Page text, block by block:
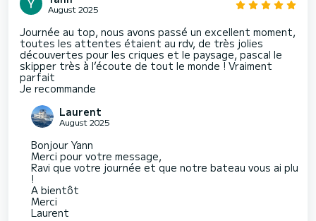
August 2025
Journée au top, nous avons passé un excellent moment,
toutes les attentes étaient au rdv, de très jolies
découvertes pour les criques et le paysage, pascal le
skipper très à l’écoute de tout le monde ! Vraiment
parfait
Je recommande
Laurent
August 2025
Bonjour Yann
Merci pour votre message,
Ravi que votre journée et que notre bateau vous ai plu
!
A bientôt
Merci
Laurent